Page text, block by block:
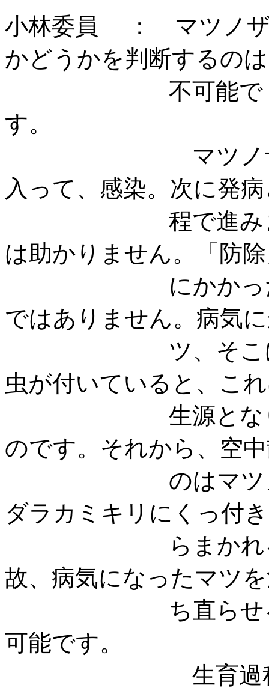
小林委員 ： マツノザ
かどうかを判断するの
不可能で
マツノザイセ
入って、感染。次に発
程で進みます。
は助かりません。「防
にかかったマツ
ではありません。病気
ツ、そこにマツ
虫が付いていると、こ
生源となります
のです。それから、空
のはマツノザイ
ダラカミキリにくっ付
らまかれるのを
故、病気になったマツ
ち直らせるのは
可能で
生育過程のい